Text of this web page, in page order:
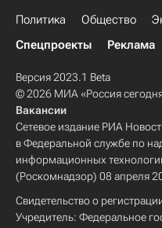
Политика Общество
Спецпроекты
Реклама
Версия 2023.1 Beta
© 2026 МИА «Россия
Вакансии
Сетевое издание РИА
в Федеральной службе по
информационных
(Роскомнадзор) 08 апреля
Свидетельство о
Учредитель: Федеральное